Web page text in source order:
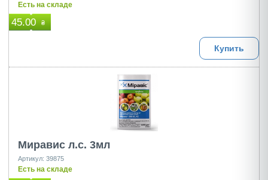
Есть на складе
45.00 ₴
Купить
Миравис л.с. 3мл
Артикул: 39875
Есть на складе